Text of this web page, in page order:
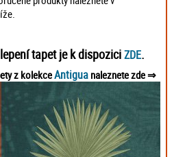
tapet je k dispoziciZDE.
z kolekceAntiguanaleznete zde ⇒